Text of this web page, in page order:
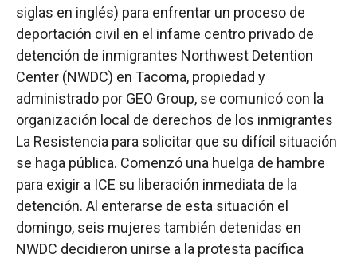
siglas en inglés) para enfrentar un proceso de
deportación civil en el infame centro privado de
detención de inmigrantes Northwest Detention
Center (NWDC) en Tacoma, propiedad y
administrado por GEO Group, se comunicó con la
organización local de derechos de los inmigrantes
La Resistencia para solicitar que su difícil situación
se haga pública. Comenzó una huelga de hambre
para exigir a ICE su liberación inmediata de la
detención. Al enterarse de esta situación el
domingo, seis mujeres también detenidas en
NWDC decidieron unirse a la protesta pacífica